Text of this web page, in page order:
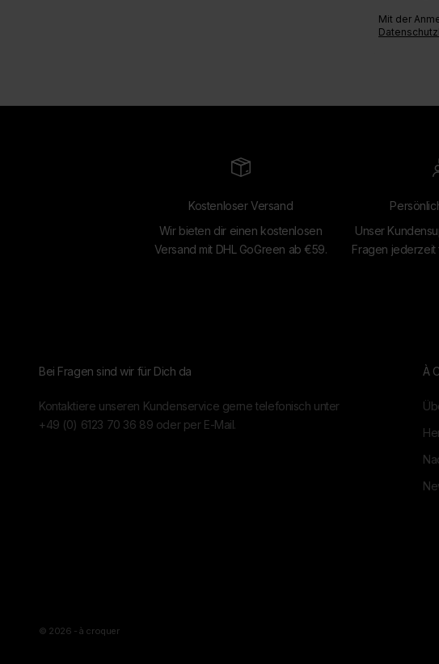
Mit der
Kostenloser Versand
Wir bieten dir einen kostenlosen
Versand mit DHL GoGreen ab €59.
Unser
Fragen jederzeit
Bei Fragen sind wir für Dich da
Kontaktiere unseren Kundenservice gerne telefonisch unter
+49 (0) 6123 70 36 89 oder per E-Mail.
À
© 2026 - à croquer